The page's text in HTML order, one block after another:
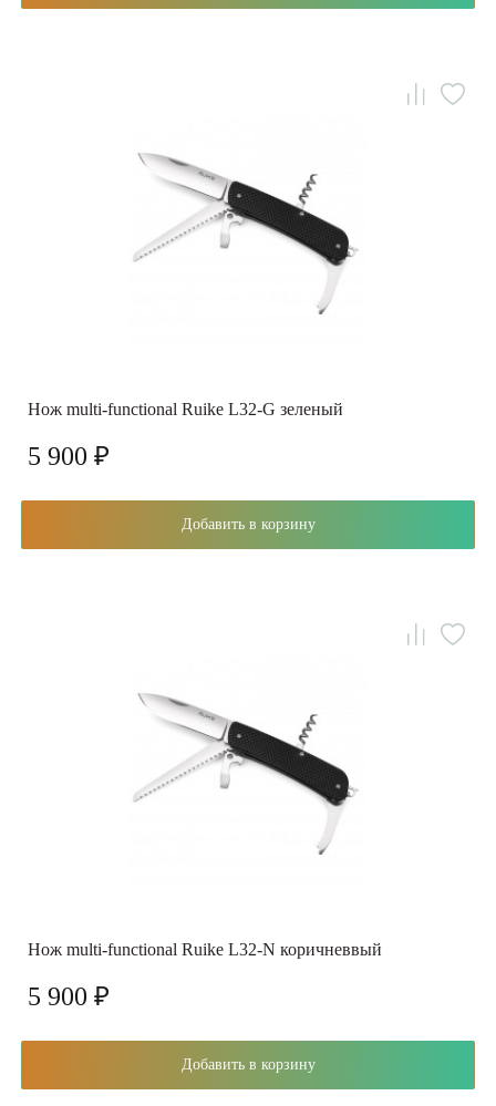
Нож multi-functional Ruike L32-G зеленый
5 900 ₽
Добавить в корзину
Нож multi-functional Ruike L32-N коричневвый
5 900 ₽
Добавить в корзину